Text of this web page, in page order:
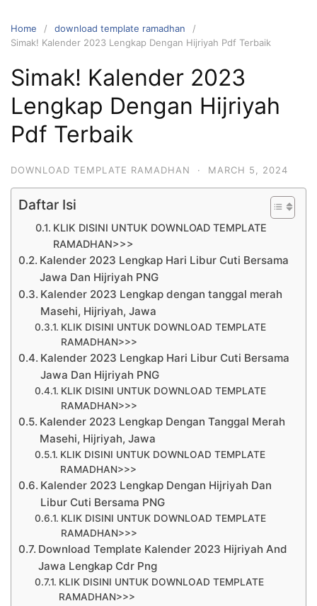
Home
download template ramadhan
Simak! Kalender 2023 Lengkap Dengan Hijriyah Pdf Terbaik
Simak! Kalender 2023
Lengkap Dengan Hijriyah
Pdf Terbaik
DOWNLOAD TEMPLATE RAMADHAN · MARCH 5, 2024
Daftar Isi
KLIK DISINI UNTUK DOWNLOAD TEMPLATE
RAMADHAN>>>
Kalender 2023 Lengkap Hari Libur Cuti Bersama
Jawa Dan Hijriyah PNG
Kalender 2023 Lengkap dengan tanggal merah
Masehi, Hijriyah, Jawa
KLIK DISINI UNTUK DOWNLOAD TEMPLATE
RAMADHAN>>>
Kalender 2023 Lengkap Hari Libur Cuti Bersama
Jawa Dan Hijriyah PNG
KLIK DISINI UNTUK DOWNLOAD TEMPLATE
RAMADHAN>>>
Kalender 2023 Lengkap Dengan Tanggal Merah
Masehi, Hijriyah, Jawa
KLIK DISINI UNTUK DOWNLOAD TEMPLATE
RAMADHAN>>>
Kalender 2023 Lengkap Dengan Hijriyah Dan
Libur Cuti Bersama PNG
KLIK DISINI UNTUK DOWNLOAD TEMPLATE
RAMADHAN>>>
Download Template Kalender 2023 Hijriyah And
Jawa Lengkap Cdr Png
KLIK DISINI UNTUK DOWNLOAD TEMPLATE
RAMADHAN>>>